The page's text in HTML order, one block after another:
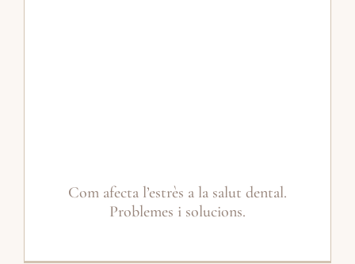
Com afecta l’estrès a la salut dental.
Problemes i solucions.